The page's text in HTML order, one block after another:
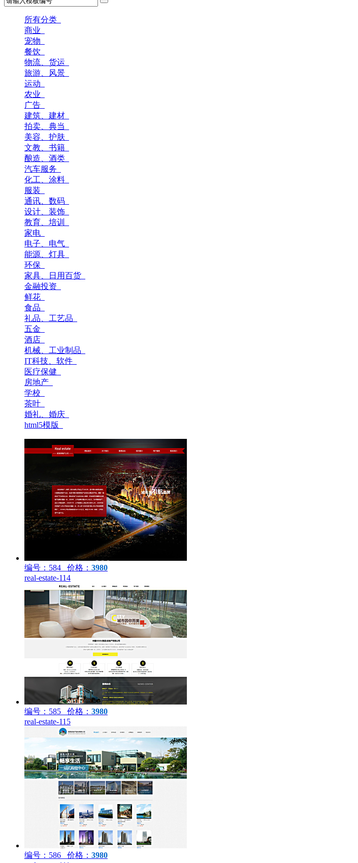
所有分类
商业
宠物
餐饮
物流、货运
旅游、风景
运动
农业
广告
建筑、建材
拍卖、典当
美容、护肤
文教、书籍
酿造、酒类
汽车服务
化工、涂料
服装
通讯、数码
设计、装饰
教育、培训
家电
电子、电气
能源、灯具
环保
家具、日用百货
金融投资
鲜花
食品
礼品、工艺品
五金
酒店
机械、工业制品
IT科技、软件
医疗保健
房地产
学校
茶叶
婚礼、婚庆
html5模版
编号：584 价格： 3980
real-estate-114
编号：585 价格： 3980
real-estate-115
编号：586 价格： 3980